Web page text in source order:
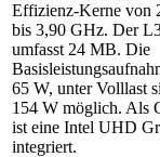
Effizienz-Kerne von
bis 3,90 GHz. Der
umfasst 24 MB. Die
65 W, unter Volllast
154 W möglich. Als
ist eine Intel UHD
integriert.